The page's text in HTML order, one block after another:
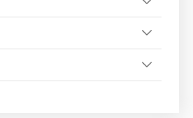
ce formulaire